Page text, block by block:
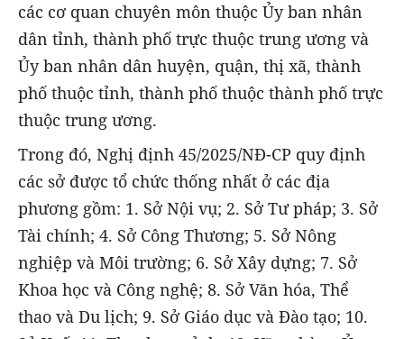
các cơ quan chuyên môn thuộc Ủy ban nhân
dân tỉnh, thành phố trực thuộc trung ương và
Ủy ban nhân dân huyện, quận, thị xã, thành
phố thuộc tỉnh, thành phố thuộc thành phố trực
thuộc trung ương.
Trong đó, Nghị định 45/2025/NĐ-CP quy định
các sở được tổ chức thống nhất ở các địa
phương gồm: 1. Sở Nội vụ; 2. Sở Tư pháp; 3. Sở
Tài chính; 4. Sở Công Thương; 5. Sở Nông
nghiệp và Môi trường; 6. Sở Xây dựng; 7. Sở
Khoa học và Công nghệ; 8. Sở Văn hóa, Thể
thao và Du lịch; 9. Sở Giáo dục và Đào tạo; 10.